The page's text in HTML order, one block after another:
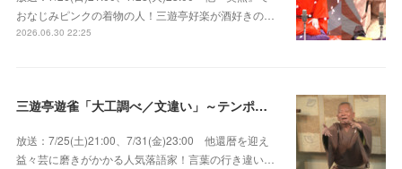
おなじみピンクの着物の人！三遊亭好楽が酒好きの…
2026.06.30 22:25
三遊亭遊雀「大工調べ／文違い」～テンポよくたたみかける語り口で人気・実力とも屈指！
放送：7/25(土)21:00、7/31(金)23:00 他還暦を迎え
益々芸に磨きがかかる人気落語家！言葉の行き違い…